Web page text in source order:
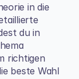
in die
du in
richtigen
beste Wahl